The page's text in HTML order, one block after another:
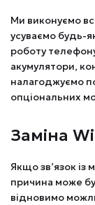
Ми виконуємо
усуваємо будь-
роботу
акумулятори,
налагоджуємо
опціональних
Заміна
Якщо зв’язок
причина може
відновимо